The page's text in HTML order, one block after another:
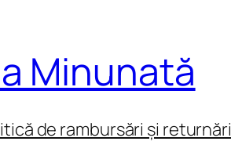
Minunată
de rambursări și returnări